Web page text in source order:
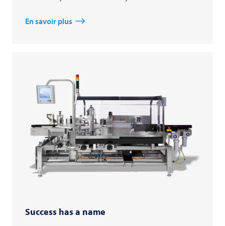
En savoir plus
Success has a name